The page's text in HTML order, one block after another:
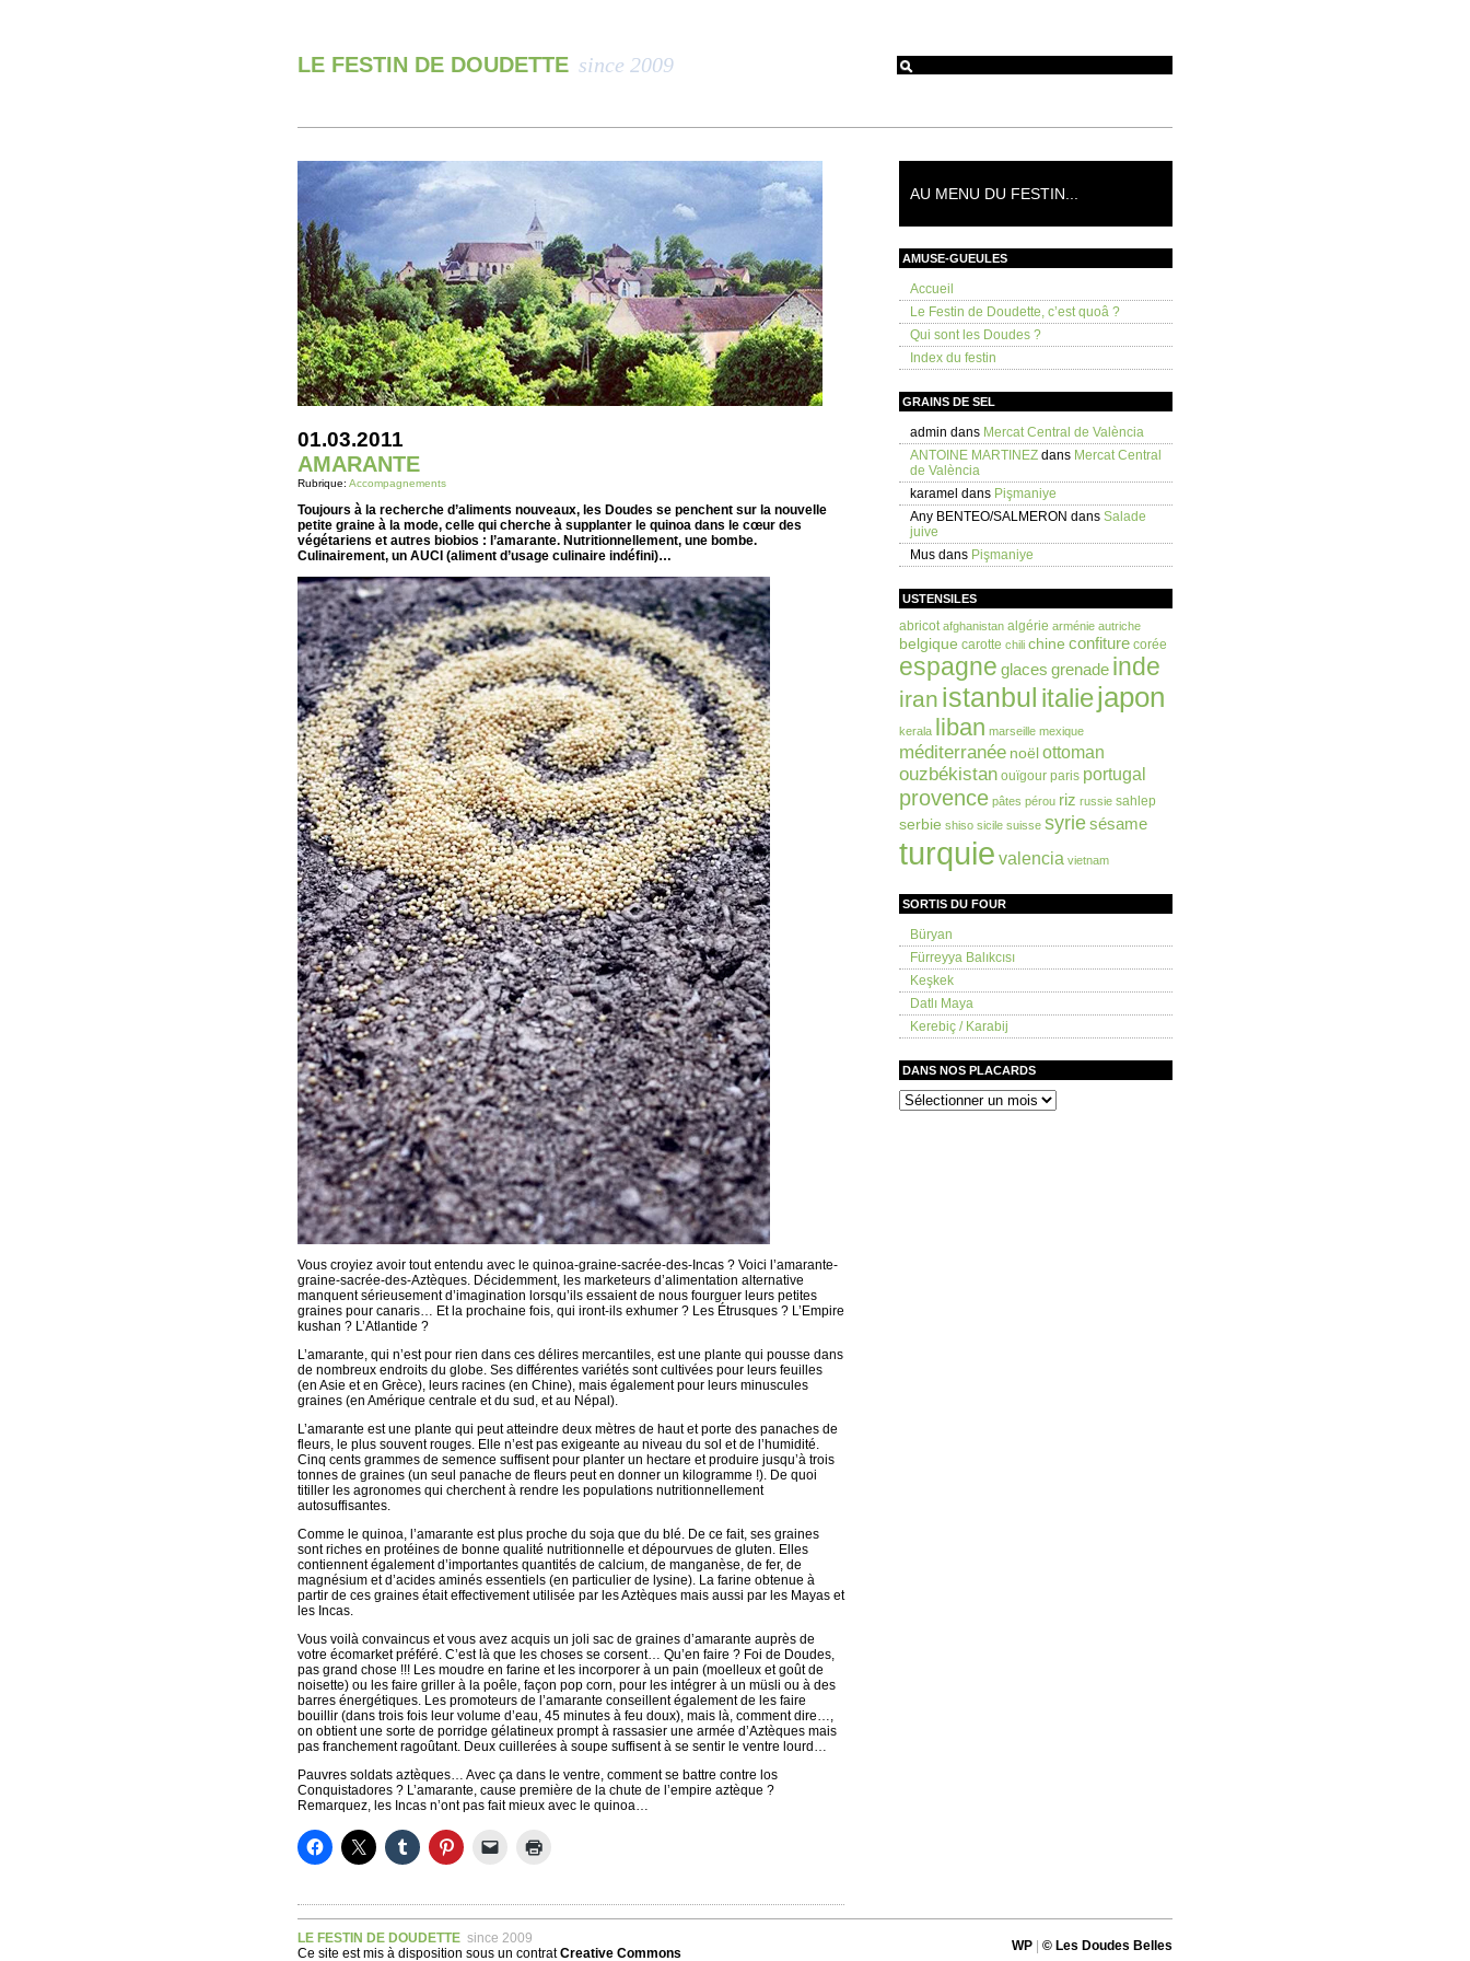
LE FESTIN DE DOUDETTE since 2009
01.03.2011
AMARANTE
Rubrique: Accompagnements
Toujours à la recherche d’aliments nouveaux, les Doudes se penchent sur la nouvelle
petite graine à la mode, celle qui cherche à supplanter le quinoa dans le cœur des
végétariens et autres biobios : l’amarante. Nutritionnellement, une bombe.
Culinairement, un AUCI (aliment d’usage culinaire indéfini)…
Vous croyiez avoir tout entendu avec le quinoa-graine-sacrée-des-Incas ? Voici l’amarante-
graine-sacrée-des-Aztèques. Décidemment, les marketeurs d’alimentation alternative
manquent sérieusement d’imagination lorsqu’ils essaient de nous fourguer leurs petites
graines pour canaris… Et la prochaine fois, qui iront-ils exhumer ? Les Étrusques ? L’Empire
kushan ? L’Atlantide ?
L’amarante, qui n’est pour rien dans ces délires mercantiles, est une plante qui pousse dans
de nombreux endroits du globe. Ses différentes variétés sont cultivées pour leurs feuilles
(en Asie et en Grèce), leurs racines (en Chine), mais également pour leurs minuscules
graines (en Amérique centrale et du sud, et au Népal).
L’amarante est une plante qui peut atteindre deux mètres de haut et porte des panaches de
fleurs, le plus souvent rouges. Elle n’est pas exigeante au niveau du sol et de l’humidité.
Cinq cents grammes de semence suffisent pour planter un hectare et produire jusqu’à trois
tonnes de graines (un seul panache de fleurs peut en donner un kilogramme !). De quoi
titiller les agronomes qui cherchent à rendre les populations nutritionnellement
autosuffisantes.
Comme le quinoa, l’amarante est plus proche du soja que du blé. De ce fait, ses graines
sont riches en protéines de bonne qualité nutritionnelle et dépourvues de gluten. Elles
contiennent également d’importantes quantités de calcium, de manganèse, de fer, de
magnésium et d’acides aminés essentiels (en particulier de lysine). La farine obtenue à
partir de ces graines était effectivement utilisée par les Aztèques mais aussi par les Mayas et
les Incas.
Vous voilà convaincus et vous avez acquis un joli sac de graines d’amarante auprès de
votre écomarket préféré. C’est là que les choses se corsent… Qu’en faire ? Foi de Doudes,
pas grand chose !!! Les moudre en farine et les incorporer à un pain (moelleux et goût de
noisette) ou les faire griller à la poêle, façon pop corn, pour les intégrer à un müsli ou à des
barres énergétiques. Les promoteurs de l’amarante conseillent également de les faire
bouillir (dans trois fois leur volume d’eau, 45 minutes à feu doux), mais là, comment dire…,
on obtient une sorte de porridge gélatineux prompt à rassasier une armée d’Aztèques mais
pas franchement ragoûtant. Deux cuillerées à soupe suffisent à se sentir le ventre lourd…
Pauvres soldats aztèques… Avec ça dans le ventre, comment se battre contre los
Conquistadores ? L’amarante, cause première de la chute de l’empire aztèque ?
Remarquez, les Incas n’ont pas fait mieux avec le quinoa…
AU MENU DU FESTIN...
AMUSE-GUEULES
Accueil
Le Festin de Doudette, c’est quoâ ?
Qui sont les Doudes ?
Index du festin
GRAINS DE SEL
admin dans Mercat Central de València
ANTOINE MARTINEZ dans Mercat Central
de València
karamel dans Pişmaniye
Any BENTEO/SALMERON dans Salade
juive
Mus dans Pişmaniye
USTENSILES
abricot afghanistan algérie arménie autriche
belgique carotte chili chine confiture corée
espagne glaces grenade inde
iran istanbul italiejapon
kerala liban marseille mexique
méditerranée noëlottoman
ouzbékistan ouïgour paris portugal
provence pâtes pérou riz russie sahlep
serbie shiso sicile suisse syriesésame
turquie valencia vietnam
SORTIS DU FOUR
Büryan
Fürreyya Balıkcısı
Keşkek
Datlı Maya
Kerebiç / Karabij
DANS NOS PLACARDS
dans
nos
LE FESTIN DE DOUDETTE since 2009
Ce site est mis à disposition sous un contratCreative Commons WP © Les Doudes Belles